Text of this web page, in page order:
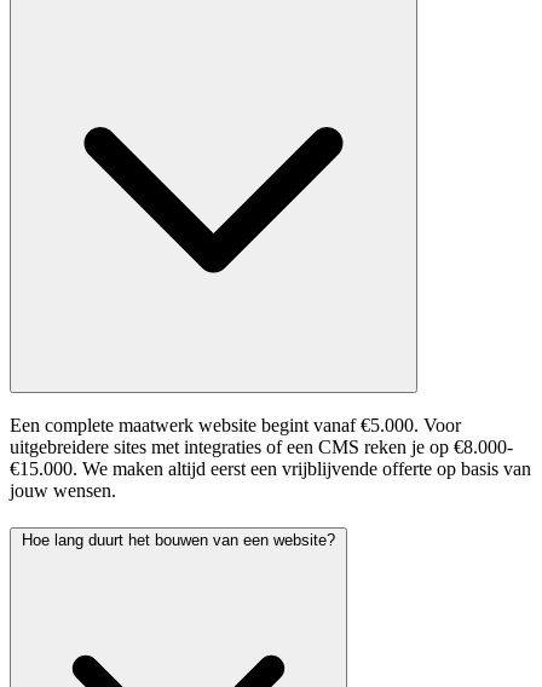
Een complete maatwerk website begint vanaf €5.000. Voor
uitgebreidere sites met integraties of een CMS reken je op €8.000-
€15.000. We maken altijd eerst een vrijblijvende offerte op basis van
jouw wensen.
Hoe lang duurt het bouwen van een website?